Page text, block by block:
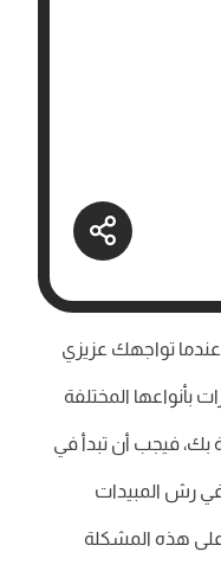
عندما تواجهك عزيزي
بأنواعها المختلفة
بك، فيجب أن تبدأ في
رش المبيدات
هذه المشكلة